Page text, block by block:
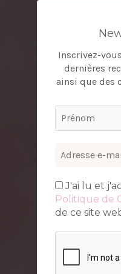
Inscrivez-
dernières
ainsi que des
J'ai lu et
Politique de
de ce site